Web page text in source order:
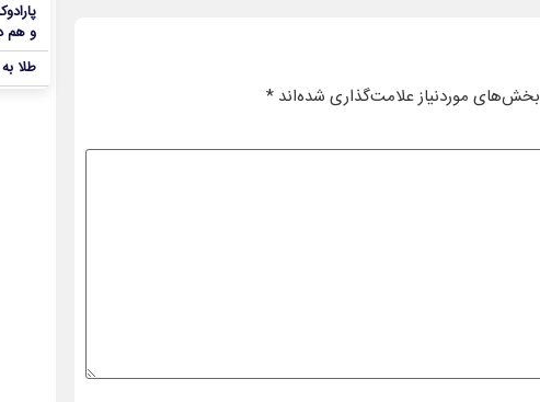
بخش‌های موردنیاز علامت‌گذاری شده‌اند*
و هم
طلا